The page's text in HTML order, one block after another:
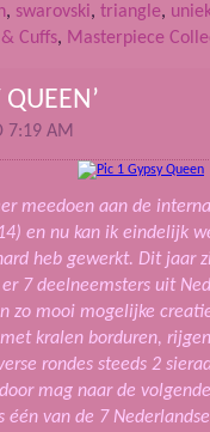
, swarovski, triangle,
Cuffs, Masterpiece
QUEEN’
7:19 AM
meedoen aan de
en nu kan ik eindelijk
heb gewerkt. Dit jaar
7 deelneemsters uit
zo mooi mogelijke
kralen borduren,
rondes steeds 2
mag naar de
één van de 7